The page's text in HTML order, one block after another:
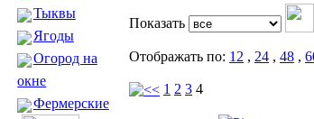
Тыквы
Ягоды
Огород на
окне
Фермерские
Показать
Отображать по: 12 , 24 , 48 ,
1 2 3 4